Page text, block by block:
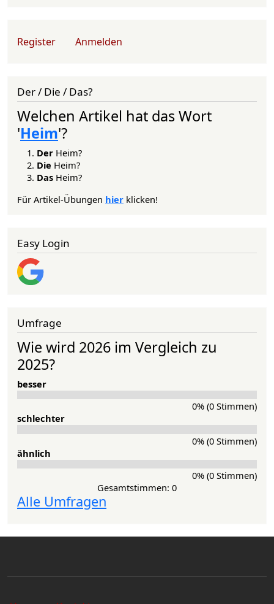
User account menu
Register Anmelden
Der / Die / Das?
Welchen Artikel hat das Wort
'Heim'?
Der Heim?
Die Heim?
Das Heim?
Für Artikel-Übungen hier klicken!
Easy Login
Umfrage
Wie wird 2026 im Vergleich zu
2025?
besser
0% (0 Stimmen)
schlechter
0% (0 Stimmen)
ähnlich
0% (0 Stimmen)
Gesamtstimmen: 0
Alle Umfragen